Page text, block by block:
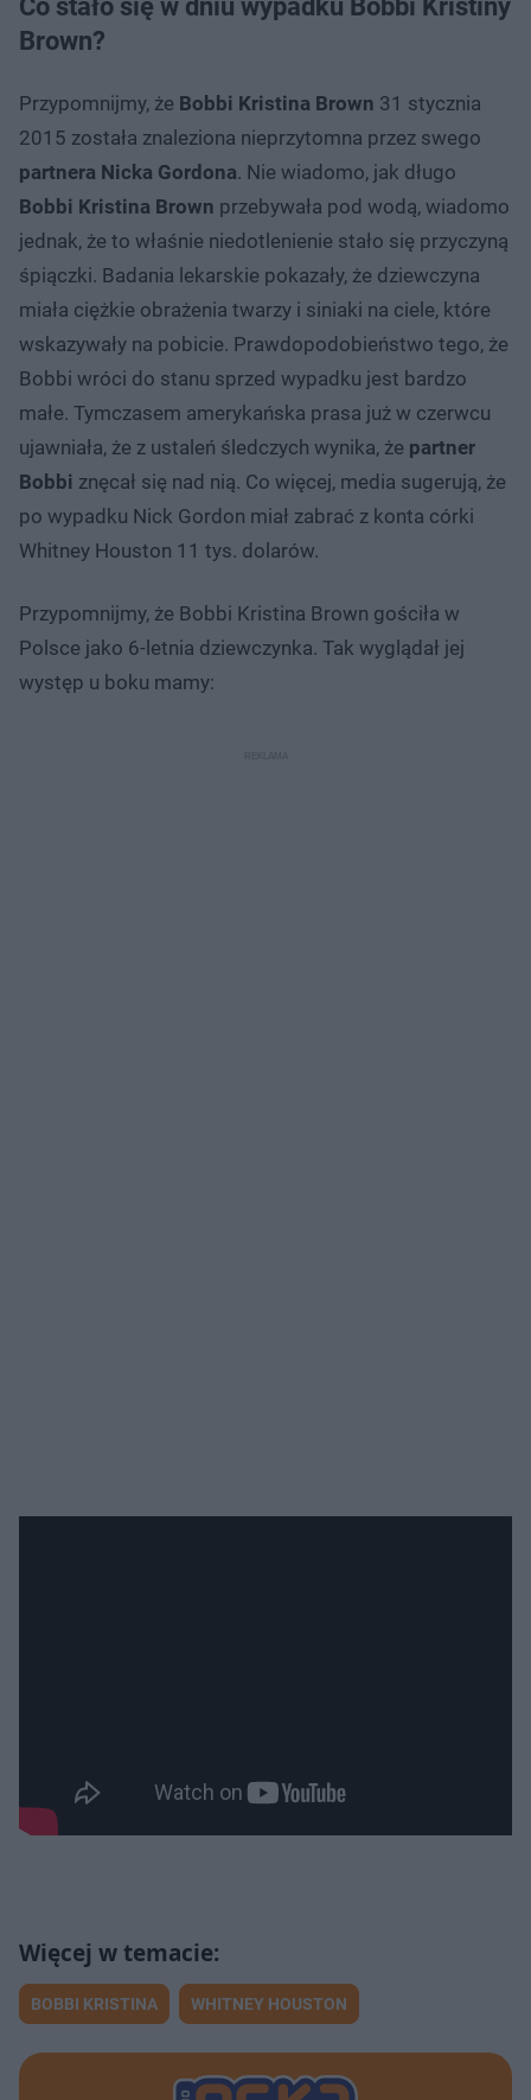
Co stało się w dniu wypadku Bobbi Kristiny
Brown?
Przypomnijmy, że Bobbi Kristina Brown 31 stycznia
2015 została znaleziona nieprzytomna przez swego
partnera Nicka Gordona. Nie wiadomo, jak długo
Bobbi Kristina Brown przebywała pod wodą, wiadomo
jednak, że to właśnie niedotlenienie stało się przyczyną
śpiączki. Badania lekarskie pokazały, że dziewczyna
miała ciężkie obrażenia twarzy i siniaki na ciele, które
wskazywały na pobicie. Prawdopodobieństwo tego, że
Bobbi wróci do stanu sprzed wypadku jest bardzo
małe. Tymczasem amerykańska prasa już w czerwcu
ujawniała, że z ustaleń śledczych wynika, że partner
Bobbi znęcał się nad nią. Co więcej, media sugerują, że
po wypadku Nick Gordon miał zabrać z konta córki
Whitney Houston 11 tys. dolarów.
Przypomnijmy, że Bobbi Kristina Brown gościła w
Polsce jako 6-letnia dziewczynka. Tak wyglądał jej
występ u boku mamy:
BOBBI KRISTINA WHITNEY HOUSTON